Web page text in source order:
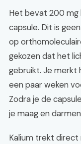
Het bevat 200 mg
capsule. Dit is
op
gekozen dat het
gebruikt. Je merkt
een paar weken
Zodra je de
je maag en
Kalium trekt direct